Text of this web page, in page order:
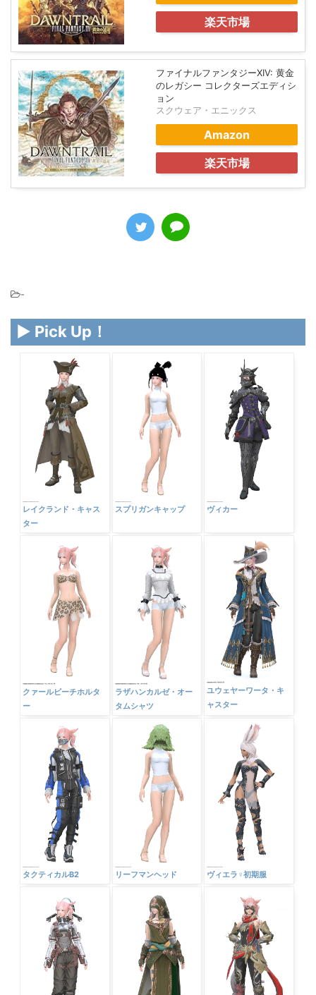
楽天市場
ファイナルファンタジーXIV: 黄金
のレガシー コレクターズエディシ
ョン
スクウェア・エニックス
Amazon
楽天市場
-
▶ Pick Up！
レイクランド・キャス
ター
スプリガンキャップ ヴィカー
クァールビーチホルタ
ー
ラザハンカルゼ・オー
タムシャツ
ユウェヤーワータ・キ
ャスター
タクティカルB2 リーフマンヘッド ヴィエラ♀初期服